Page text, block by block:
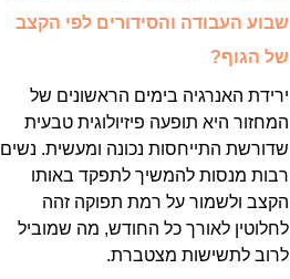
שבוע העבודה והסידורים לפי הקצב
של הגוף?
ירידת האנרגיה בימים הראשונים של
המחזור היא תופעה פיזיולוגית טבעית
שדורשת התייחסות נכונה ומעשית. נשים
רבות מנסות להמשיך לתפקד באותו
הקצב ולשמור על רמת תפוקה זהה
לחלוטין לאורך כל החודש, מה שמוביל
לרוב לתשישות מצטברת.